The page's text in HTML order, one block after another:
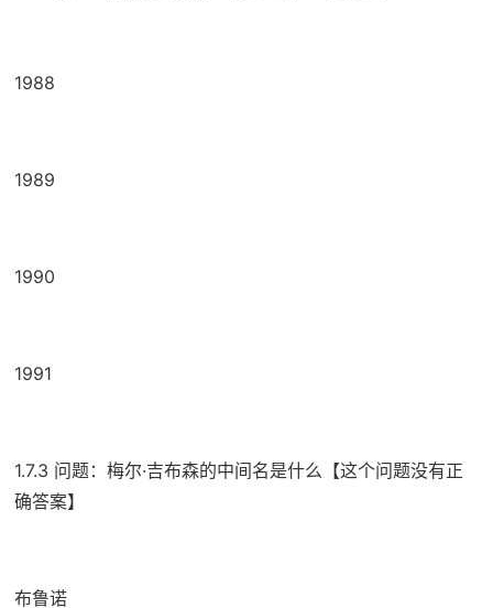
1988
1989
1990
1991
1.7.3 问题：梅尔·吉布森的中间名是什么【这个问题没有正
确答案】
布鲁诺